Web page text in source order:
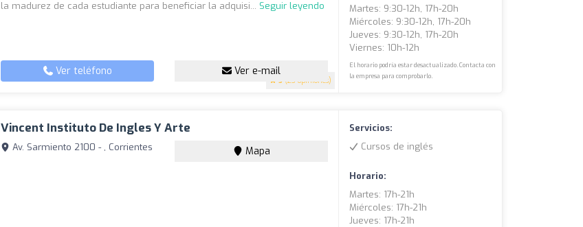
5 (23 opiniones)
la madurez de cada estudiante para beneficiar la adquisi... Seguir leyendo
Ver teléfono Ver e-mail
Martes: 9:30-12h, 17h-20h
Miércoles: 9:30-12h, 17h-20h
Jueves: 9:30-12h, 17h-20h
Viernes: 10h-12h
El horario podría estar desactualizado. Contacta con
la empresa para comprobarlo.
Vincent Instituto De Ingles Y Arte
Av. Sarmiento 2100 - , Corrientes Mapa
Servicios:
Cursos de inglés
Horario:
Martes: 17h-21h
Miércoles: 17h-21h
Jueves: 17h-21h